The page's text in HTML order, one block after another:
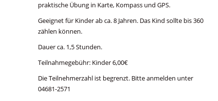
praktische Übung in Karte, Kompass und GPS.
Geeignet für Kinder ab ca. 8 Jahren. Das Kind sollte bis 360
zählen können.
Dauer ca. 1,5 Stunden.
Teilnahmegebühr: Kinder 6,00€
Die Teilnehmerzahl ist begrenzt. Bitte anmelden unter
04681-2571